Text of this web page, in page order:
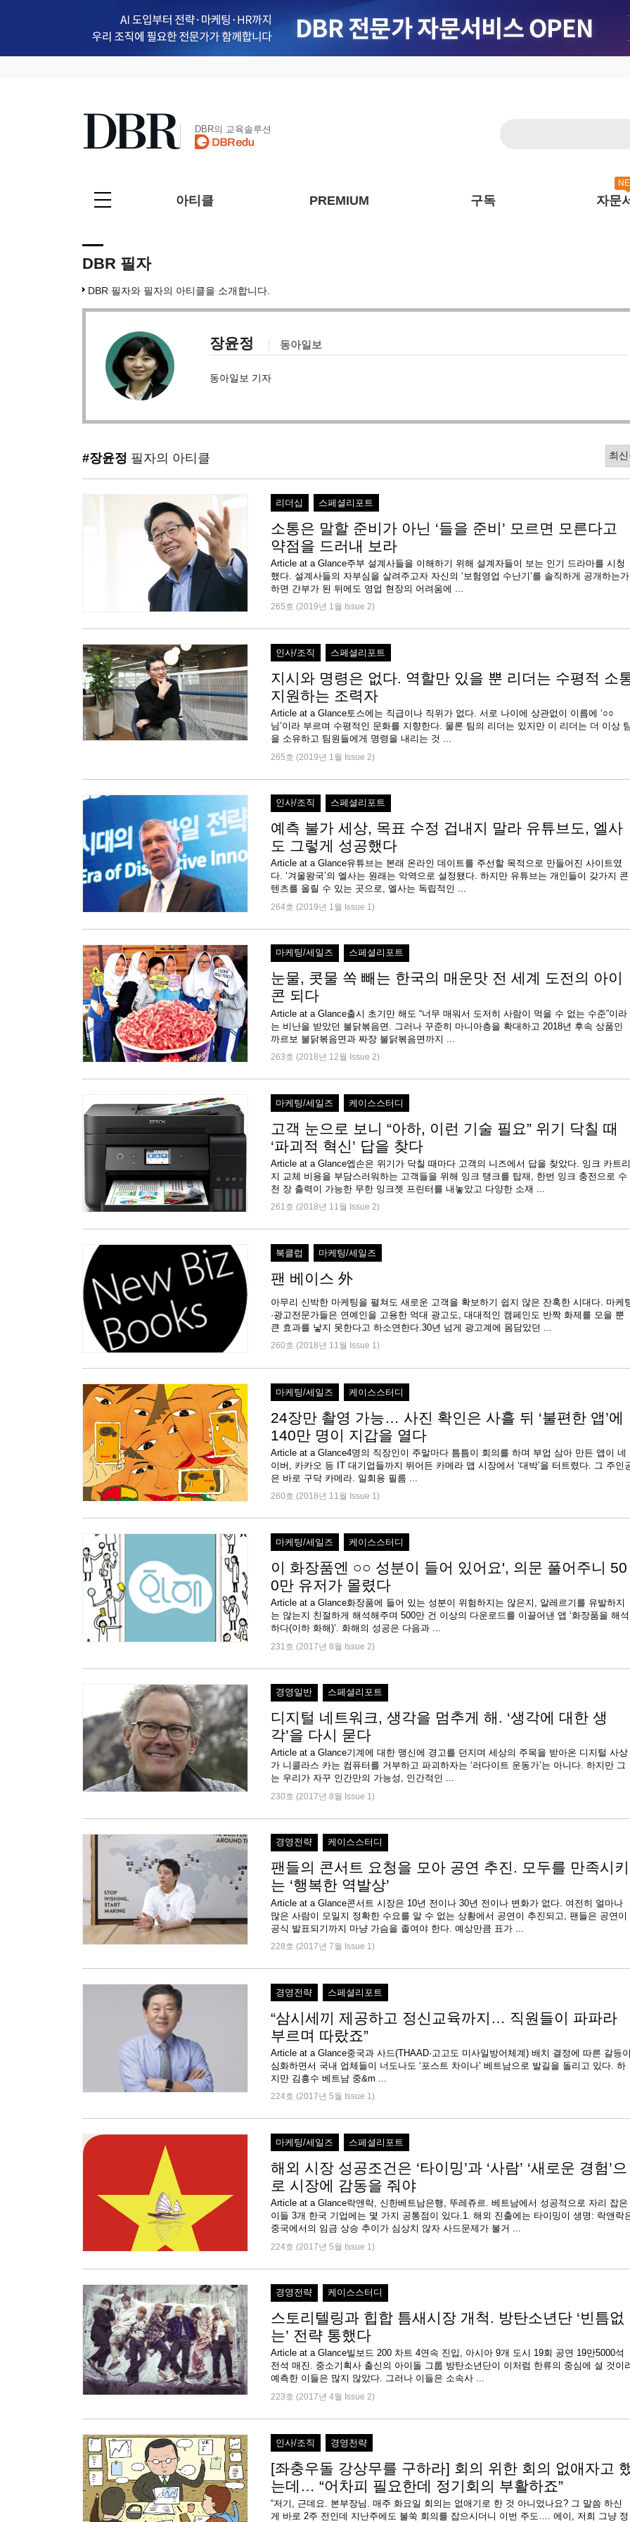
DBR의 교육솔루션
아티클 PREMIUM 구독 자문
DBR 필자
DBR 필자와 필자의 아티클을 소개합니다.
장윤정 동아일보
동아일보 기자
#장윤정 필자의 아티클
리더십 스페셜리포트
소통은 말할 준비가 아닌 ‘들을 준비’ 모르면 모른다고
약점을 드러내 보라
Article at a Glance주부 설계사들을 이해하기 위해 설계자들이 보는 인기 드라마를 시청
했다. 설계사들의 자부심을 살려주고자 자신의 ‘보험영업 수난기’를 솔직하게 공개하는가
265호 (2019년 1월 Issue 2)
인사/조직 스페셜리포트
지시와 명령은 없다. 역할만 있을 뿐 리더는 수평적 소
지원하는 조력자
Article at a Glance토스에는 직급이나 직위가 없다. 서로 나이에 상관없이 이름에 ‘○○
님’이라 부르며 수평적인 문화를 지향한다. 물론 팀의 리더는 있지만 이 리더는 더 이상
을 소유하고 팀원들에게 명령을 내리는 것 ...
265호 (2019년 1월 Issue 2)
인사/조직 스페셜리포트
예측 불가 세상, 목표 수정 겁내지 말라 유튜브도, 엘사
도 그렇게 성공했다
Article at a Glance유튜브는 본래 온라인 데이트를 주선할 목적으로 만들어진 사이트였
다. ‘겨울왕국’의 엘사는 원래는 악역으로 설정됐다. 하지만 유튜브는 개인들이 갖가지 콘
텐츠를 올릴 수 있는 곳으로, 엘사는 독립적인 ...
264호 (2019년 1월 Issue 1)
마케팅/세일즈 스페셜리포트
눈물, 콧물 쏙 빼는 한국의 매운맛 전 세계 도전의 아이
콘 되다
Article at a Glance출시 초기만 해도 “너무 매워서 도저히 사람이 먹을 수 없는 수준”이라
는 비난을 받았던 불닭볶음면. 그러나 꾸준히 마니아층을 확대하고 2018년 후속 상품인
까르보 불닭볶음면과 짜장 불닭볶음면까지 ...
263호 (2018년 12월 Issue 2)
마케팅/세일즈 케이스스터디
고객 눈으로 보니 “아하, 이런 기술 필요” 위기 닥칠 때
‘파괴적 혁신’ 답을 찾다
Article at a Glance엡손은 위기가 닥칠 때마다 고객의 니즈에서 답을 찾았다. 잉크 카트리
지 교체 비용을 부담스러워하는 고객들을 위해 잉크 탱크를 탑재, 한번 잉크 충전으로 수
천 장 출력이 가능한 무한 잉크젯 프린터를 내놓았고 다양한 소재 ...
261호 (2018년 11월 Issue 2)
북클럽 마케팅/세일즈
팬 베이스 外
아무리 신박한 마케팅을 펼쳐도 새로운 고객을 확보하기 쉽지 않은 잔혹한 시대다. 마케
·광고전문가들은 연예인을 고용한 억대 광고도, 대대적인 캠페인도 반짝 화제를 모을 뿐
260호 (2018년 11월 Issue 1)
마케팅/세일즈 케이스스터디
24장만 촬영 가능… 사진 확인은 사흘 뒤 ‘불편한 앱’에
140만 명이 지갑을 열다
Article at a Glance4명의 직장인이 주말마다 틈틈이 회의를 하며 부업 삼아 만든 앱이 네
이버, 카카오 등 IT 대기업들까지 뛰어든 카메라 앱 시장에서 ‘대박’을 터트렸다. 그 주인
은 바로 구닥 카메라. 일회용 필름 ...
260호 (2018년 11월 Issue 1)
마케팅/세일즈 케이스스터디
이 화장품엔 ○○ 성분이 들어 있어요', 의문 풀어주니 50
0만 유저가 몰렸다
Article at a Glance화장품에 들어 있는 성분이 위험하지는 않은지, 알레르기를 유발하지
는 않는지 친절하게 해석해주며 500만 건 이상의 다운로드를 이끌어낸 앱 ‘화장품을 해석
하다(이하 화해)’. 화해의 성공은 다음과 ...
231호 (2017년 8월 Issue 2)
경영일반 스페셜리포트
디지털 네트워크, 생각을 멈추게 해. ‘생각에 대한 생
각’을 다시 묻다
Article at a Glance기계에 대한 맹신에 경고를 던지며 세상의 주목을 받아온 디지털 사상
가 니콜라스 카는 컴퓨터를 거부하고 파괴하자는 ‘러다이트 운동가’는 아니다. 하지만 그
는 우리가 자꾸 인간만의 가능성, 인간적인 ...
230호 (2017년 8월 Issue 1)
경영전략 케이스스터디
팬들의 콘서트 요청을 모아 공연 추진. 모두를 만족시키
는 ‘행복한 역발상’
Article at a Glance콘서트 시장은 10년 전이나 30년 전이나 변화가 없다. 여전히 얼마나
많은 사람이 모일지 정확한 수요를 알 수 없는 상황에서 공연이 추진되고, 팬들은 공연이
공식 발표되기까지 마냥 가슴을 졸여야 한다. 예상만큼 표가 ...
228호 (2017년 7월 Issue 1)
경영전략 스페셜리포트
“삼시세끼 제공하고 정신교육까지… 직원들이 파파라
부르며 따랐죠”
Article at a Glance중국과 사드(THAAD·고고도 미사일방어체계) 배치 결정에 따른 갈등
심화하면서 국내 업체들이 너도나도 ‘포스트 차이나’ 베트남으로 발길을 돌리고 있다. 하
지만 김흥수 베트남 중&m ...
224호 (2017년 5월 Issue 1)
마케팅/세일즈 스페셜리포트
해외 시장 성공조건은 ‘타이밍’과 ‘사람’ ‘새로운 경험’으
로 시장에 감동을 줘야
Article at a Glance락앤락, 신한베트남은행, 뚜레쥬르. 베트남에서 성공적으로 자리 잡은
이들 3개 한국 기업에는 몇 가지 공통점이 있다.1. 해외 진출에는 타이밍이 생명: 락앤락
중국에서의 임금 상승 추이가 심상치 않자 사드문제가 불거 ...
224호 (2017년 5월 Issue 1)
경영전략 케이스스터디
스토리텔링과 힙합 틈새시장 개척. 방탄소년단 ‘빈틈없
는’ 전략 통했다
Article at a Glance빌보드 200 차트 4연속 진입, 아시아 9개 도시 19회 공연 19만5000석
전석 매진. 중소기획사 출신의 아이돌 그룹 방탄소년단이 이처럼 한류의 중심에 설 것이
예측한 이들은 많지 않았다. 그러나 이들은 소속사 ...
223호 (2017년 4월 Issue 2)
인사/조직 경영전략
[좌충우돌 강상무를 구하라] 회의 위한 회의 없애자고
는데… “어차피 필요한데 정기회의 부활하죠”
“저기, 근데요. 본부장님. 매주 화요일 회의는 없애기로 한 것 아니었나요? 그 말씀 하신
게 바로 2주 전인데 지난주에도 불쑥 회의를 잡으시더니 이번 주도…. 에이, 저희 그냥 정